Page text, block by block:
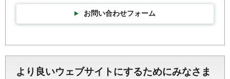
お問い合わせフォーム
より良いウェブサイトにするためにみなさま